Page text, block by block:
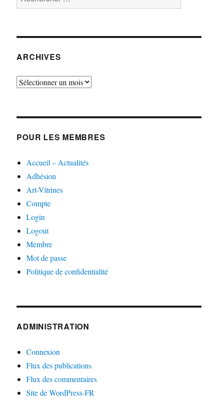
ARCHIVES
Archives
POUR LES MEMBRES
Accueil – Actualités
Adhésion
Art-Vitrines
Compte
Login
Logout
Membre
Mot de passe
Politique de confidentialité
ADMINISTRATION
Connexion
Flux des publications
Flux des commentaires
Site de WordPress-FR